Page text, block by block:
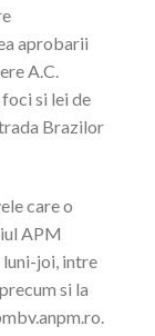
aprobarii
A.C.
si lei de
Brazilor
care o
APM
luni-joi, intre
si la